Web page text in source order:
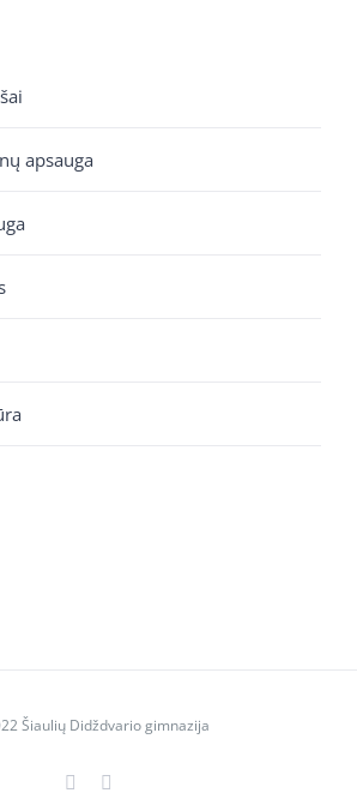
apsauga
Šiaulių Didždvario gimnazija
Facebook